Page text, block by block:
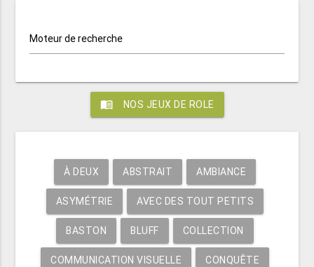
Moteur de recherche
menu_book NOS JEUX DE ROLE
À DEUX ABSTRAIT AMBIANCE
ASYMÉTRIE AVEC DES TOUT PETITS
BASTON BLUFF COLLECTION
COMMUNICATION VISUELLE CONQUÊTE